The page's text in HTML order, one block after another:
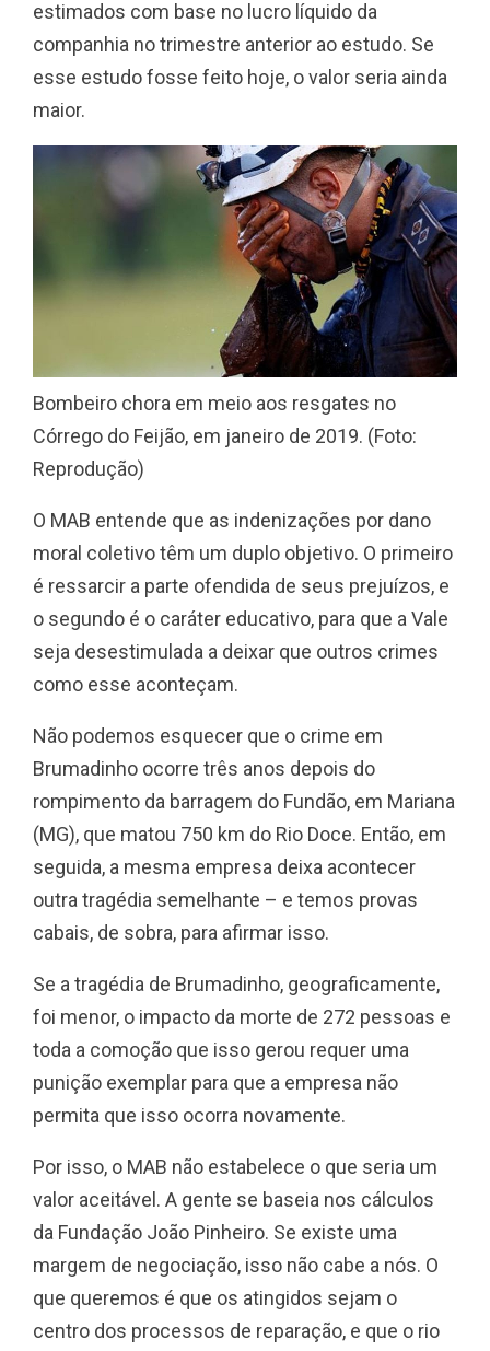
estimados com base no lucro líquido da
companhia no trimestre anterior ao estudo. Se
esse estudo fosse feito hoje, o valor seria ainda
maior.
Bombeiro chora em meio aos resgates no
Córrego do Feijão, em janeiro de 2019. (Foto:
Reprodução)
O MAB entende que as indenizações por dano
moral coletivo têm um duplo objetivo. O primeiro
é ressarcir a parte ofendida de seus prejuízos, e
o segundo é o caráter educativo, para que a Vale
seja desestimulada a deixar que outros crimes
como esse aconteçam.
Não podemos esquecer que o crime em
Brumadinho ocorre três anos depois do
rompimento da barragem do Fundão, em Mariana
(MG), que matou 750 km do Rio Doce. Então, em
seguida, a mesma empresa deixa acontecer
outra tragédia semelhante – e temos provas
cabais, de sobra, para afirmar isso.
Se a tragédia de Brumadinho, geograficamente,
foi menor, o impacto da morte de 272 pessoas e
toda a comoção que isso gerou requer uma
punição exemplar para que a empresa não
permita que isso ocorra novamente.
Por isso, o MAB não estabelece o que seria um
valor aceitável. A gente se baseia nos cálculos
da Fundação João Pinheiro. Se existe uma
margem de negociação, isso não cabe a nós. O
que queremos é que os atingidos sejam o
centro dos processos de reparação, e que o rio